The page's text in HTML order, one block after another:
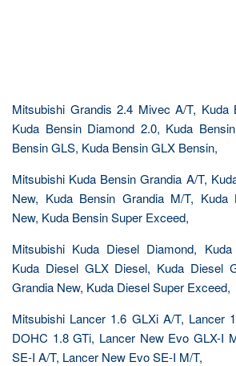
Mitsubishi Grandis 2.4 Mivec A/T, Kuda
Kuda Bensin Diamond 2.0, Kuda
Bensin GLS, Kuda Bensin GLX Bensin,
Mitsubishi Kuda Bensin Grandia A/T,
New, Kuda Bensin Grandia M/T, Kuda
New, Kuda Bensin Super Exceed,
Mitsubishi Kuda Diesel Diamond,
Kuda Diesel GLX Diesel, Kuda Diesel
Grandia New, Kuda Diesel Super Exceed,
Mitsubishi Lancer 1.6 GLXi A/T, Lancer
DOHC 1.8 GTi, Lancer New Evo GLX-I
SE-I A/T, Lancer New Evo SE-I M/T,